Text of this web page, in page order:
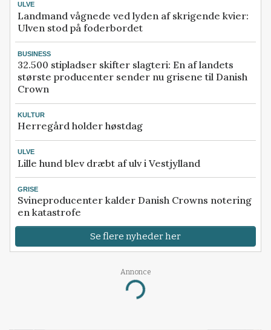
ULVE
Landmand vågnede ved lyden af skrigende kvier:
Ulven stod på foderbordet
BUSINESS
32.500 stipladser skifter slagteri: En af landets
største producenter sender nu grisene til Danish
Crown
KULTUR
Herregård holder høstdag
ULVE
Lille hund blev dræbt af ulv i Vestjylland
GRISE
Svineproducenter kalder Danish Crowns notering
en katastrofe
Se flere nyheder her
Annonce
Loading...